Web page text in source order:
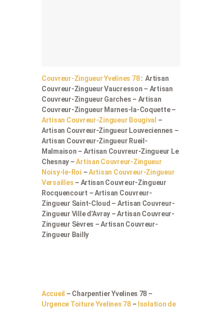
Couvreur-Zingueur Yvelines 78: Artisan
Couvreur-Zingueur Vaucresson – Artisan
Couvreur-Zingueur Garches – Artisan
Couvreur-Zingueur Marnes-la-Coquette –
Artisan Couvreur-Zingueur Bougival –
Artisan Couvreur-Zingueur Louveciennes –
Artisan Couvreur-Zingueur Rueil-
Malmaison – Artisan Couvreur-Zingueur Le
Chesnay –Artisan Couvreur-Zingueur
Noisy-le-Roi –Artisan Couvreur-Zingueur
Versailles – Artisan Couvreur-Zingueur
Rocquencourt – Artisan Couvreur-
Zingueur Saint-Cloud – Artisan Couvreur-
Zingueur Ville d’Avray – Artisan Couvreur-
Zingueur Sèvres – Artisan Couvreur-
Zingueur Bailly
Accueil – Charpentier Yvelines 78 –
Urgence Toiture Yvelines 78– Isolation de